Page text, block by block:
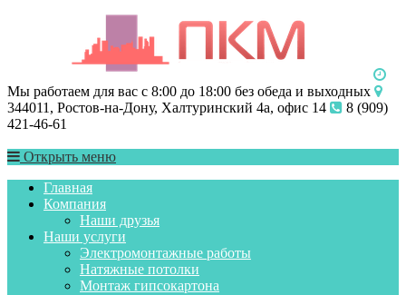
Мы работаем для вас с 8:00 до 18:00 без обеда и выходных
344011, Ростов-на-Дону, Халтуринский 4а, офис 14
8 (909)
421-46-61
Открыть меню
Главная
Компания
Наши друзья
Наши услуги
Электромонтажные работы
Натяжные потолки
Монтаж гипсокартона